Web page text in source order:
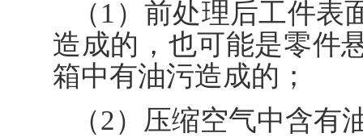
（1）前处理后工件
造成的，也可能是零件
箱中有油污造成的；
（2）压缩空气中含有